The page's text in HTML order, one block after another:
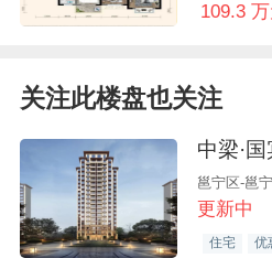
109.3
关注此楼盘也关注
中梁·
邕宁区-邕
更新中
住宅 优